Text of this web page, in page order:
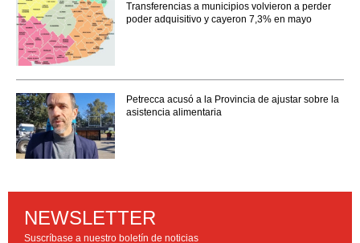
Transferencias a municipios volvieron a perder
poder adquisitivo y cayeron 7,3% en mayo
Petrecca acusó a la Provincia de ajustar sobre la
asistencia alimentaria
NEWSLETTER
Suscríbase a nuestro boletín de noticias